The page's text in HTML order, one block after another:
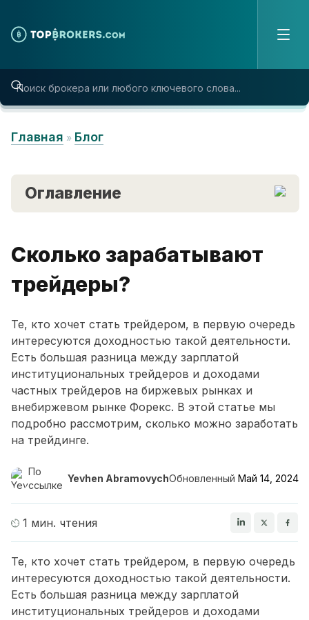
Главная » Блог
Сколько зарабатывают
трейдеры?
Те, кто хочет стать трейдером, в первую очередь
интересуются доходностью такой деятельности.
Есть большая разница между зарплатой
институциональных трейдеров и доходами
частных трейдеров на биржевых рынках и
внебиржевом рынке Форекс. В этой статье мы
подробно рассмотрим, сколько можно заработать
на трейдинге.
По
ссылке
Yevhen AbramovychОбновленный Май 14, 2024
1 мин. чтения
Те, кто хочет стать трейдером, в первую очередь
интересуются доходностью такой деятельности.
Есть большая разница между зарплатой
институциональных трейдеров и доходами
Оглавление